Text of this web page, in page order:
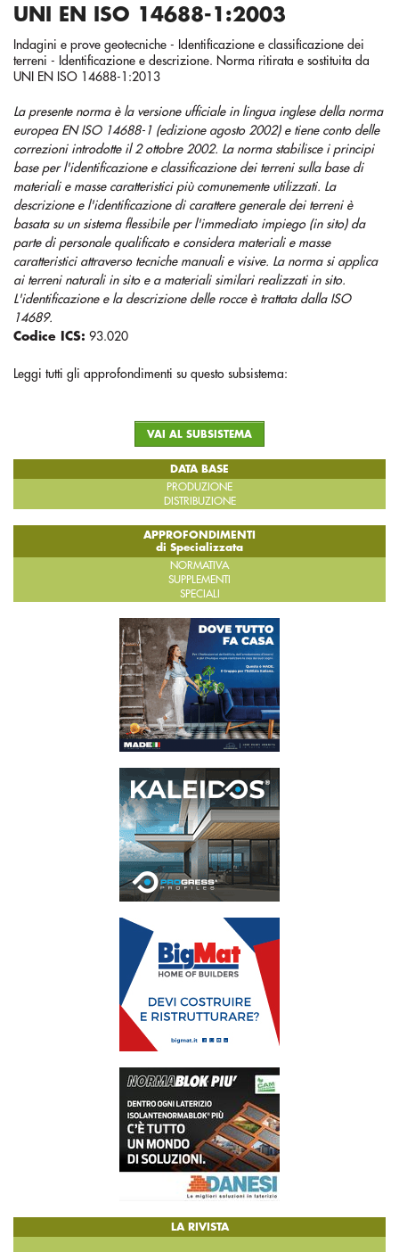
UNI EN ISO 14688-1:2003
Indagini e prove geotecniche - Identificazione e classificazione dei
terreni - Identificazione e descrizione. Norma ritirata e sostituita da
UNI EN ISO 14688-1:2013
La presente norma è la versione ufficiale in lingua inglese della norma
europea EN ISO 14688-1 (edizione agosto 2002) e tiene conto delle
correzioni introdotte il 2 ottobre 2002. La norma stabilisce i principi
base per l'identificazione e classificazione dei terreni sulla base di
materiali e masse caratteristici più comunemente utilizzati. La
descrizione e l'identificazione di carattere generale dei terreni è
basata su un sistema flessibile per l'immediato impiego (in sito) da
parte di personale qualificato e considera materiali e masse
caratteristici attraverso tecniche manuali e visive. La norma si applica
ai terreni naturali in sito e a materiali similari realizzati in sito.
L'identificazione e la descrizione delle rocce è trattata dalla ISO
14689.
Codice ICS: 93.020
Leggi tutti gli approfondimenti su questo subsistema:
VAI AL SUBSISTEMA
DATA BASE
PRODUZIONE
DISTRIBUZIONE
APPROFONDIMENTI
di Specializzata
NORMATIVA
SUPPLEMENTI
SPECIALI
LA RIVISTA